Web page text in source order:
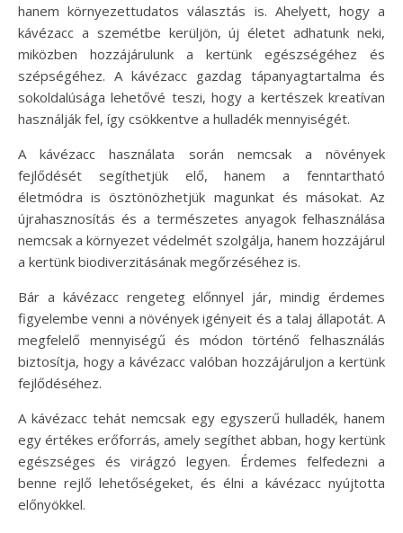
hanem környezettudatos választás is. Ahelyett, hogy a
kávézacc a szemétbe kerüljön, új életet adhatunk neki,
miközben hozzájárulunk a kertünk egészségéhez és
szépségéhez. A kávézacc gazdag tápanyagtartalma és
sokoldalúsága lehetővé teszi, hogy a kertészek kreatívan
használják fel, így csökkentve a hulladék mennyiségét.
A kávézacc használata során nemcsak a növények
fejlődését segíthetjük elő, hanem a fenntartható
életmódra is ösztönözhetjük magunkat és másokat. Az
újrahasznosítás és a természetes anyagok felhasználása
nemcsak a környezet védelmét szolgálja, hanem hozzájárul
a kertünk biodiverzitásának megőrzéséhez is.
Bár a kávézacc rengeteg előnnyel jár, mindig érdemes
figyelembe venni a növények igényeit és a talaj állapotát. A
megfelelő mennyiségű és módon történő felhasználás
biztosítja, hogy a kávézacc valóban hozzájáruljon a kertünk
fejlődéséhez.
A kávézacc tehát nemcsak egy egyszerű hulladék, hanem
egy értékes erőforrás, amely segíthet abban, hogy kertünk
egészséges és virágzó legyen. Érdemes felfedezni a
benne rejlő lehetőségeket, és élni a kávézacc nyújtotta
előnyökkel.